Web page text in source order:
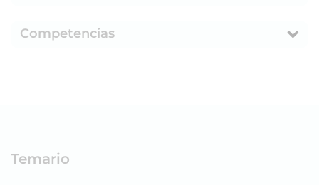
Competencias
Temario